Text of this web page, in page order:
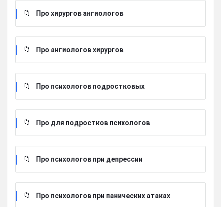
Про хирургов ангиологов
Про ангиологов хирургов
Про психологов подростковых
Про для подростков психологов
Про психологов при депрессии
Про психологов при панических атаках